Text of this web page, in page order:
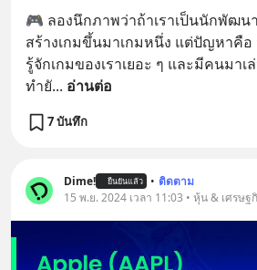
🎮 ลองนึกภาพว่าถ้าเราเป็นนักพัฒน
สร้างเกมขึ้นมาเกมหนึ่ง แต่ปัญหาคือ
รู้จักเกมของเราเยอะ ๆ และมีคนมาเ
ทำยั... อ่านต่อ
7 บันทึก
Dime! ยืนยันแล้ว • ติดตาม
15 พ.ย. 2024 เวลา 11:03 • หุ้น & เศรษฐ